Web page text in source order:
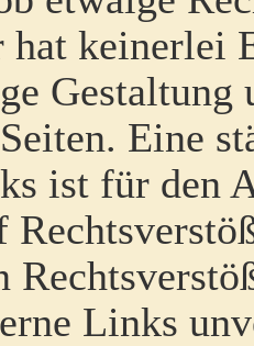
hat keinerlei
Gestaltung
Eine
ist für den
Links